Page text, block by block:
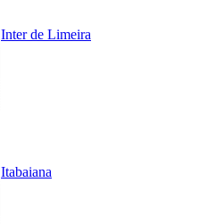
Inter de Limeira
Itabaiana